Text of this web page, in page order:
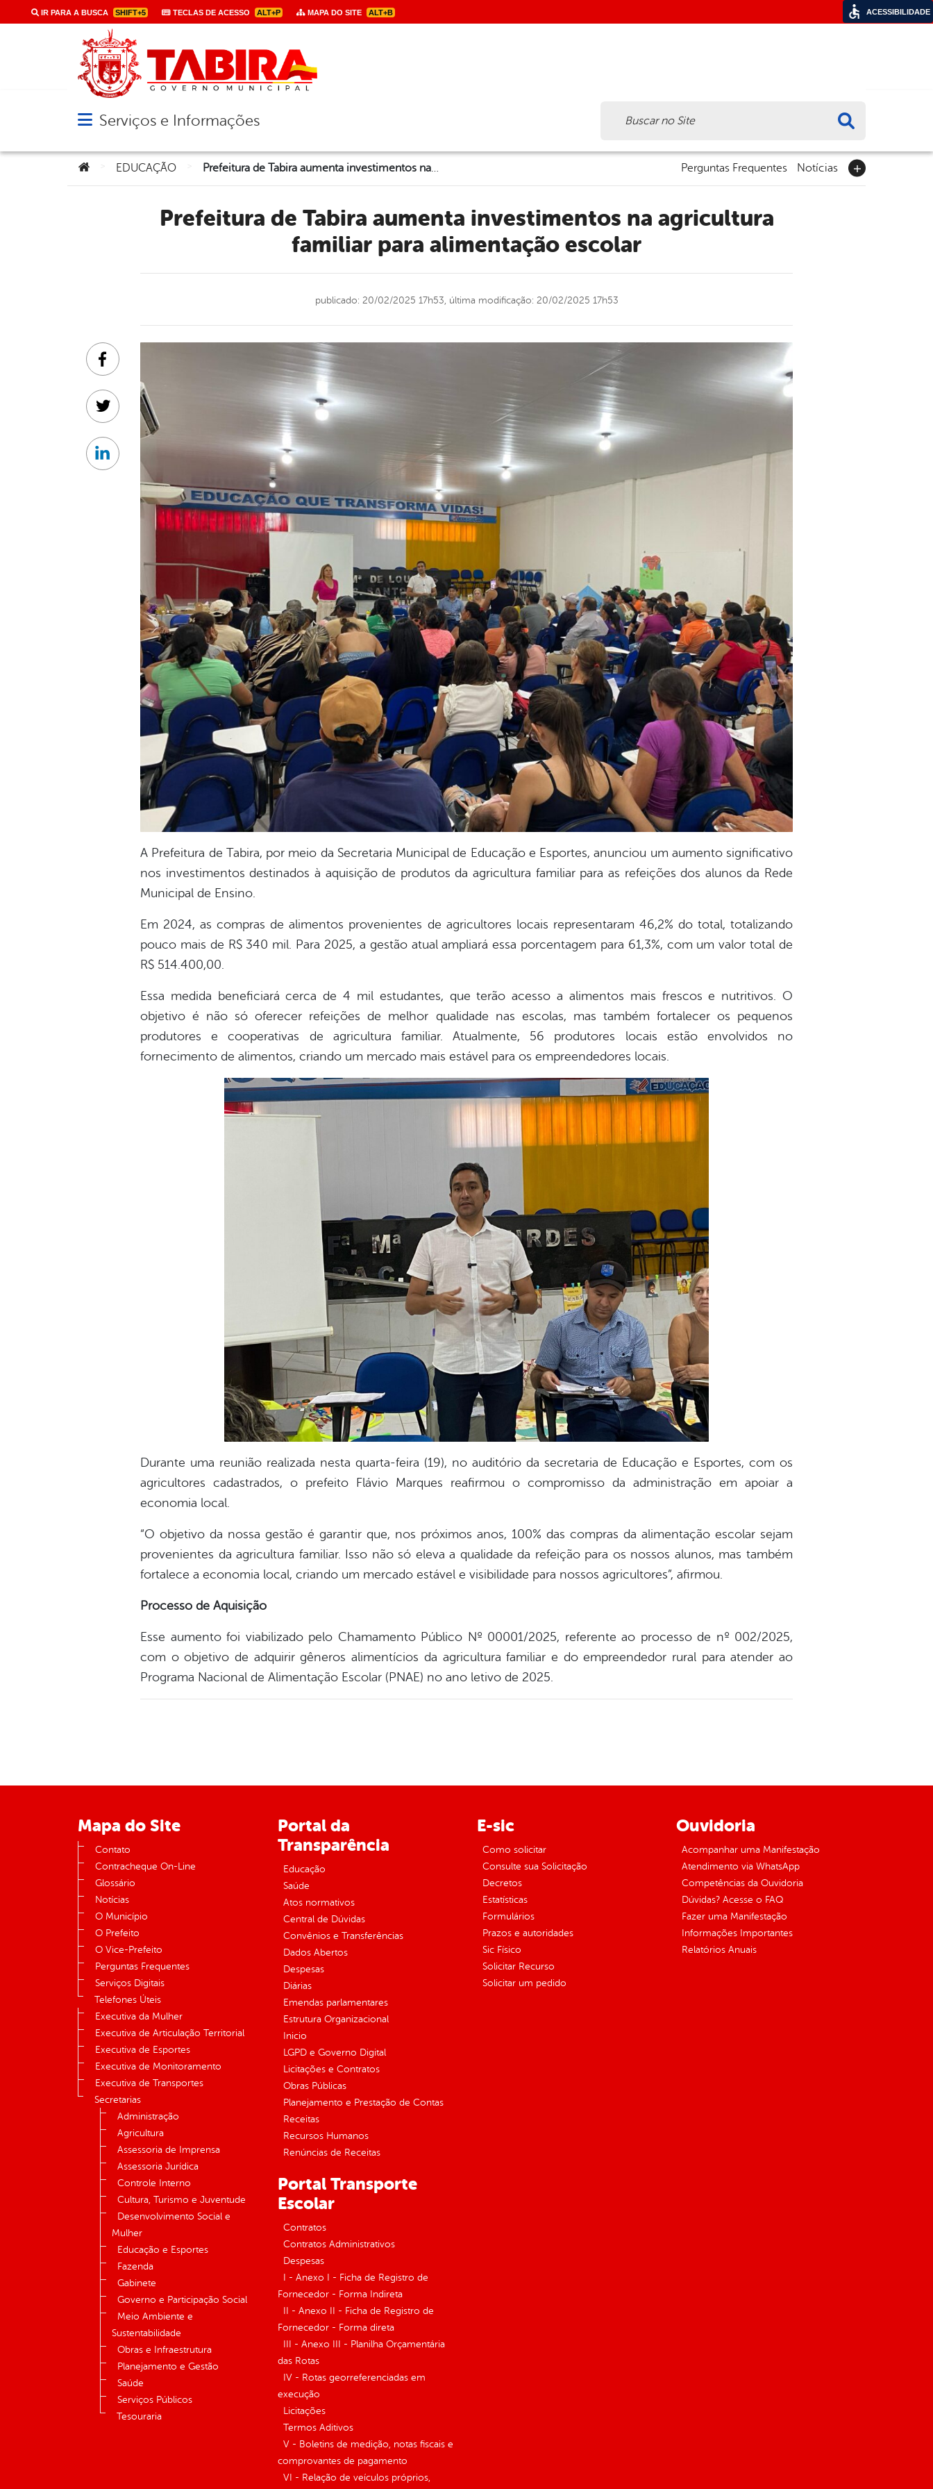
IR PARA A BUSCA SHIFT+5 TECLAS DE ACESSO ALT+P MAPA DO SITE ALT+B
Abrir menu principal de navegação
Serviços e Informações
Você está aqui:
EDUCAÇÃO Prefeitura de Tabira aumenta investimentos na agricultura familiar para alimentação escolar Perguntas Frequentes Notícias
Prefeitura de Tabira aumenta investimentos na agricultura
familiar para alimentação escolar
publicado: 20/02/2025 17h53, última modificação: 20/02/2025 17h53
A Prefeitura de Tabira, por meio da Secretaria Municipal de Educação e Esportes, anunciou um aumento significativo
nos investimentos destinados à aquisição de produtos da agricultura familiar para as refeições dos alunos da Rede
Municipal de Ensino.
Em 2024, as compras de alimentos provenientes de agricultores locais representaram 46,2% do total, totalizando
pouco mais de R$ 340 mil. Para 2025, a gestão atual ampliará essa porcentagem para 61,3%, com um valor total de
R$ 514.400,00.
Essa medida beneficiará cerca de 4 mil estudantes, que terão acesso a alimentos mais frescos e nutritivos. O
objetivo é não só oferecer refeições de melhor qualidade nas escolas, mas também fortalecer os pequenos
produtores e cooperativas de agricultura familiar. Atualmente, 56 produtores locais estão envolvidos no
fornecimento de alimentos, criando um mercado mais estável para os empreendedores locais.
Durante uma reunião realizada nesta quarta-feira (19), no auditório da secretaria de Educação e Esportes, com os
agricultores cadastrados, o prefeito Flávio Marques reafirmou o compromisso da administração em apoiar a
economia local.
“O objetivo da nossa gestão é garantir que, nos próximos anos, 100% das compras da alimentação escolar sejam
provenientes da agricultura familiar. Isso não só eleva a qualidade da refeição para os nossos alunos, mas também
fortalece a economia local, criando um mercado estável e visibilidade para nossos agricultores”, afirmou.
Processo de Aquisição
Esse aumento foi viabilizado pelo Chamamento Público Nº 00001/2025, referente ao processo de nº 002/2025,
com o objetivo de adquirir gêneros alimentícios da agricultura familiar e do empreendedor rural para atender ao
Programa Nacional de Alimentação Escolar (PNAE) no ano letivo de 2025.
Facebook
Twitter
Linkedin
Mapa do Site
Contato
Contracheque On-Line
Glossário
Notícias
O Município
O Prefeito
O Vice-Prefeito
Perguntas Frequentes
Serviços Digitais
Telefones Úteis
Executiva da Mulher
Executiva de Articulação Territorial
Executiva de Esportes
Executiva de Monitoramento
Executiva de Transportes
Secretarias
Administração
Agricultura
Assessoria de Imprensa
Assessoria Jurídica
Controle Interno
Cultura, Turismo e Juventude
Desenvolvimento Social e
Mulher
Educação e Esportes
Fazenda
Gabinete
Governo e Participação Social
Meio Ambiente e
Sustentabilidade
Obras e Infraestrutura
Planejamento e Gestão
Saúde
Serviços Públicos
Tesouraria
Portal da
Transparência
Educação
Saúde
Atos normativos
Central de Dúvidas
Convênios e Transferências
Dados Abertos
Despesas
Diárias
Emendas parlamentares
Estrutura Organizacional
Inicio
LGPD e Governo Digital
Licitações e Contratos
Obras Públicas
Planejamento e Prestação de Contas
Receitas
Recursos Humanos
Renúncias de Receitas
E-sic
Como solicitar
Consulte sua Solicitação
Decretos
Estatísticas
Formulários
Prazos e autoridades
Sic Físico
Solicitar Recurso
Solicitar um pedido
Ouvidoria
Acompanhar uma Manifestação
Atendimento via WhatsApp
Competências da Ouvidoria
Dúvidas? Acesse o FAQ
Fazer uma Manifestação
Informações Importantes
Relatórios Anuais
Portal Transporte
Escolar
Contratos
Contratos Administrativos
Despesas
I - Anexo I - Ficha de Registro de
Fornecedor - Forma Indireta
II - Anexo II - Ficha de Registro de
Fornecedor - Forma direta
III - Anexo III - Planilha Orçamentária
das Rotas
IV - Rotas georreferenciadas em
execução
Licitações
Termos Aditivos
V - Boletins de medição, notas fiscais e
comprovantes de pagamento
VI - Relação de veículos próprios,
ACESSIBILIDADE